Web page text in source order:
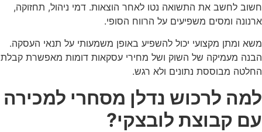
לחשב את התשואה נטו לאחר הוצאות. דמי ניהול, תחזוקה,
ומסים משפיעים על הרווח הסופי.
ומתן מקצועי יכול להשפיע באופן משמעותי על תנאי העסקה.
מעמיקה של השוק ושל מחירי עסקאות דומות מאפשרת קבלת
מבוססת נתונים ולא רגש.
לרכוש נדלן מסחרי למכירה
קבוצת לובצקי?